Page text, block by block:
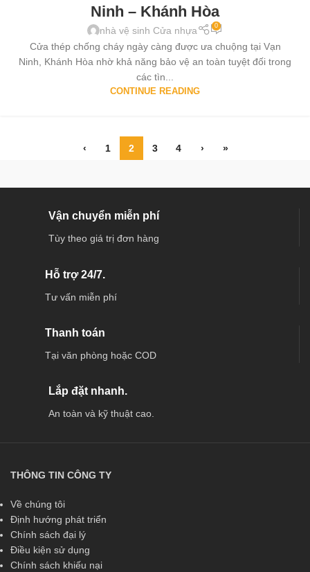
Ninh – Khánh Hòa
nhà vệ sinh Cửa nhựa 0
Cửa thép chống cháy ngày càng được ưa chuộng tại Vạn
Ninh, Khánh Hòa nhờ khả năng bảo vệ an toàn tuyệt đối trong
các tìn...
CONTINUE READING
‹ 1 2 3 4 › »
Vận chuyển miễn phí
Tùy theo giá trị đơn hàng
Hỗ trợ 24/7.
Tư vấn miễn phí
Thanh toán
Tại văn phòng hoặc COD
Lắp đặt nhanh.
An toàn và kỹ thuật cao.
THÔNG TIN CÔNG TY
Về chúng tôi
Định hướng phát triển
Chính sách đại lý
Điều kiện sử dụng
Chính sách khiếu nại